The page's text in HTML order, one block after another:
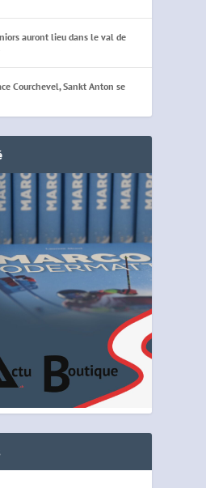
auront lieu dans le val de
Courchevel, Sankt Anton se